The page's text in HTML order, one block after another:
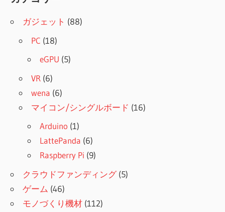
ガジェット (88)
PC (18)
eGPU (5)
VR (6)
wena (6)
マイコン/シングルボード (16)
Arduino (1)
LattePanda (6)
Raspberry Pi (9)
クラウドファンディング(5)
ゲーム (46)
モノづくり機材 (112)